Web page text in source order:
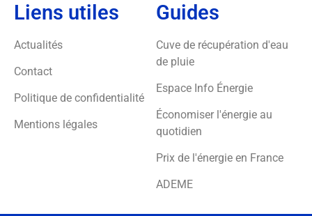
Liens utiles
Actualités
Contact
Politique de confidentialité
Mentions légales
Guides
Cuve de récupération d'eau
de pluie
Espace Info Énergie
Économiser l'énergie au
quotidien
Prix de l'énergie en France
ADEME